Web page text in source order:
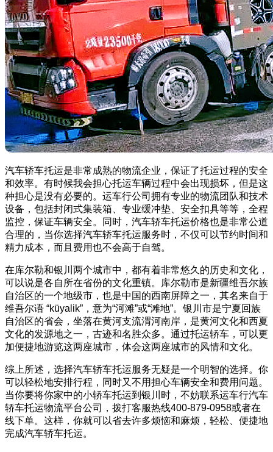
汽车轿车托运是非常成熟的物流企业，保证了托运过程的安全
和效率。有时候我会担心托运车辆过程中会出现损坏，但是这
种担心是没有必要的。运车行公司拥有专业的物流团队和技术
设备，包括封闭式集装箱、专业缓冲垫、安全扣具等等，全程
监控，保证车辆安全。同时，汽车轿车托运价格也是非常公道
合理的，当你选择汽车轿车托运服务时，不仅可以节约时间和
精力成本，而且费用也不会高于自驾。
在库尔勒和银川两个城市中，都有着非常悠久的历史和文化，
可以说是各自所在省份的文化重镇。库尔勒市是新疆维吾尔族
自治区的一个地级市，也是中国的西南屏障之一，其名来自于
维吾尔语 “küyalik”，意为“河滩”或“滩地”。银川市是宁夏回族
自治区的省会，坐落在黄河支流渭河南岸，是黄河文化和西夏
文化的发源地之一，古迹和名胜众多。通过托运轿车，可以更
加便捷地游览这两座城市，体会这两座城市的风情和文化。
综上所述，选择汽车轿车托运服务无疑是一个明智的选择。你
可以轻松地安排行程，同时又不用担心车辆安全和费用问题。
当你要将你家中的小轿车托运到银川时，不妨联系运车行汽车
轿车托运物流平台公司，拨打客服热线400-879-0958或者在
线下单。这样，你就可以省去许多烦恼和麻烦，轻松、便捷地
完成汽车轿车托运。